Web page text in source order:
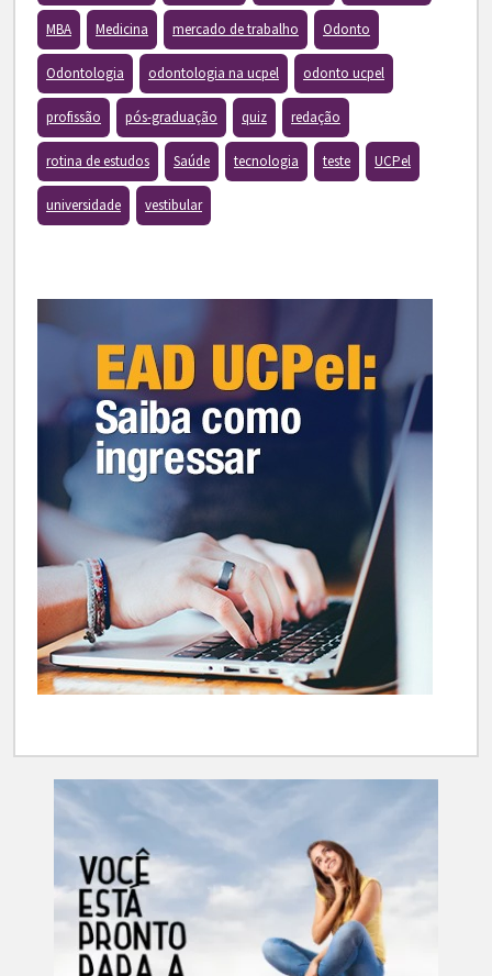
MBA Medicina mercado de trabalho Odonto
Odontologia odontologia na ucpel odonto ucpel
profissão pós-graduação quiz redação
rotina de estudos Saúde tecnologia teste UCPel
universidade vestibular